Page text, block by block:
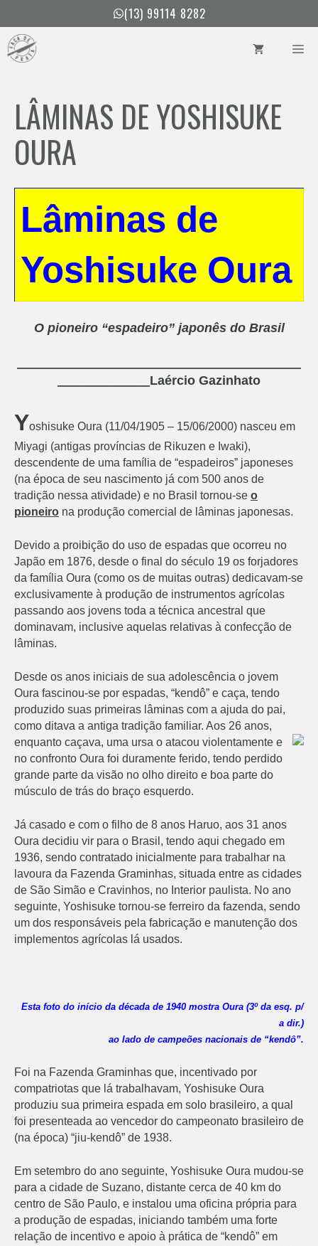
para
conteúdo
(13) 99114 8282
LÂMINAS DE YOSHISUKE
OURA
Lâminas de
Yoshisuke Oura
O pioneiro “espadeiro” japonês do Brasil
Laércio Gazinhato
Yoshisuke Oura (11/04/1905 – 15/06/2000) nasceu em
Miyagi (antigas províncias de Rikuzen e Iwaki),
descendente de uma família de “espadeiros” japoneses
(na época de seu nascimento já com 500 anos de
tradição nessa atividade) e no Brasil tornou-se o
pioneiro na produção comercial de lâminas japonesas.
Devido a proibição do uso de espadas que ocorreu no
Japão em 1876, desde o final do século 19 os forjadores
da família Oura (como os de muitas outras) dedicavam-se
exclusivamente à produção de instrumentos agrícolas
passando aos jovens toda a técnica ancestral que
dominavam, inclusive aquelas relativas à confecção de
lâminas.
Desde os anos iniciais de sua adolescência o jovem
Oura fascinou-se por espadas, “kendô” e caça, tendo
produzido suas primeiras lâminas com a ajuda do pai,
como ditava a antiga tradição familiar. Aos 26 anos,
enquanto caçava, uma ursa o atacou violentamente e
no confronto Oura foi duramente ferido, tendo perdido
grande parte da visão no olho direito e boa parte do
músculo de trás do braço esquerdo.
Já casado e com o filho de 8 anos Haruo, aos 31 anos
Oura decidiu vir para o Brasil, tendo aqui chegado em
1936, sendo contratado inicialmente para trabalhar na
lavoura da Fazenda Graminhas, situada entre as cidades
de São Simão e Cravinhos, no Interior paulista. No ano
seguinte, Yoshisuke tornou-se ferreiro da fazenda, sendo
um dos responsáveis pela fabricação e manutenção dos
implementos agrícolas lá usados.
Esta foto do início da década de 1940 mostra Oura (3º da esq. p/
a dir.)
ao lado de campeões nacionais de “kendô”.
Foi na Fazenda Graminhas que, incentivado por
compatriotas que lá trabalhavam, Yoshisuke Oura
produziu sua primeira espada em solo brasileiro, a qual
foi presenteada ao vencedor do campeonato brasileiro de
(na época) “jiu-kendô” de 1938.
Em setembro do ano seguinte, Yoshisuke Oura mudou-se
para a cidade de Suzano, distante cerca de 40 km do
centro de São Paulo, e instalou uma oficina própria para
a produção de espadas, iniciando também uma forte
relação de incentivo e apoio à prática de “kendô” em